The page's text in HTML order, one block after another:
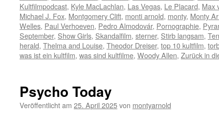
Kultfilmpodcast, Kyle MacLachlan, Las Vegas, Le Placard, Max
Michael J. Fox, Montgomery Clift, monti arnold, monty, Monty
Welles, Paul Verhoeven, Pedro Almodovár, Pornographie,
September, Show Girls, Skandalfilm, sterner, Stirb langsam,
herald, Thelma and Louise, Theodor Dreiser, top 10 kultfilm,
was ist ein kultfilm, was sind kultfilme, Woody Allen, Zurück in
Psycho Today
Veröffentlicht am 25. April 2025von montyarnold